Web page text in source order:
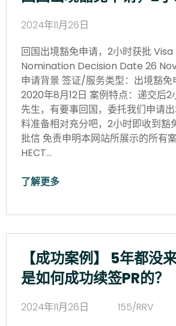
2024年11月26日
回国出境豁免申请，2小时获批
Nomination Decision Date 26
申请背景 签证/服务类型：出境豁免
2020年8月12日 案例特点：递交后2
先生，有要事回国，委托我们申请
料准备相对充分吧，2小时即收到豁
批信 免责申明本网站所展示的所有
HECT…
了解更多
【成功案例】 5年都没
是如何成功续签PR的？
2024年11月26日
155/RRV